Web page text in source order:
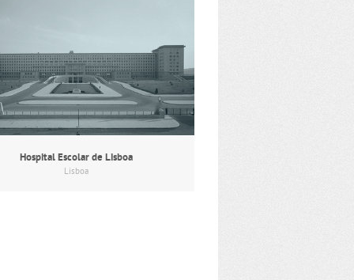
Hospital Escolar de Lisboa
Lisboa